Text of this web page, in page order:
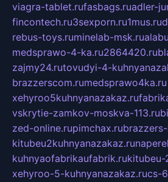
viagra-tablet.rufasbags.ruadler-
fincontech.ru3sexporn.ru1mus.ru
rebus-toys.ruminelab-msk.ru
medsprawo-4-ka.ru2864420.ru
zajmy24.rutovudyi-4-
brazzerscom.rumedsprawo4ka.ru
xehyroo5kuhnyanazakaz.ru
vskrytie-zamkov-moskva-113.ru
zed-online.rupimchax.ru
kitubeu2kuhnyanazakaz.ru
kuhnyaofabrikaufabrik.rukitubeu-
xehyroo-5-kuhnyanazakaz.rucs-